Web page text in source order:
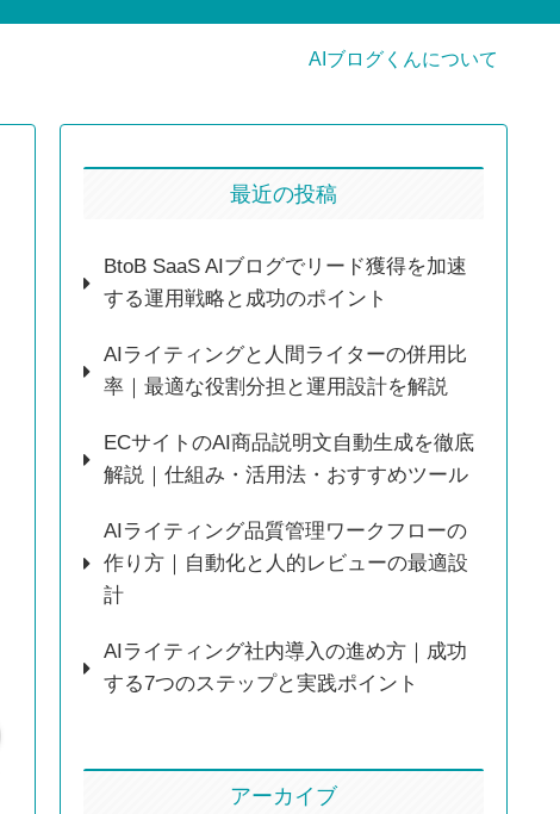
AIブログくんについて
最近の投稿
BtoB SaaS AIブログでリード獲得を加速
する運用戦略と成功のポイント
AIライティングと人間ライターの併用比
率｜最適な役割分担と運用設計を解説
ECサイトのAI商品説明文自動生成を徹底
解説｜仕組み・活用法・おすすめツール
AIライティング品質管理ワークフローの
作り方｜自動化と人的レビューの最適設
計
AIライティング社内導入の進め方｜成功
する7つのステップと実践ポイント
アーカイブ